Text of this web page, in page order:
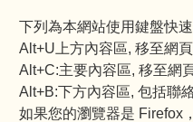
下列為本網站使用鍵盤快
Alt+U上方內容區, 移至網
Alt+C:主要內容區, 移至網
Alt+B:下方內容區, 包括聯
如果您的瀏覽器是 Firefox